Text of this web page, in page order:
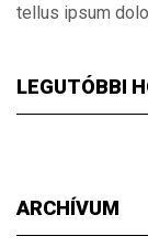
tellus ipsum
LEGUTÓBBI
ARCHÍVUM